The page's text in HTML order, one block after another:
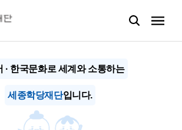
· 한국문화로 세계와 소통하는
세종학당재단입니다.